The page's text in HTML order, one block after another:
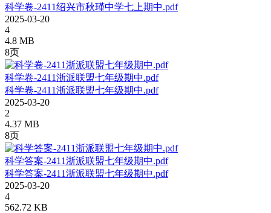
科学卷-2411绍兴市秋瑾中学七上期中.pdf
2025-03-20
4
4.8 MB
8页
科学卷-2411浙派联盟七年级期中.pdf
科学卷-2411浙派联盟七年级期中.pdf
2025-03-20
2
4.37 MB
8页
科学答案-2411浙派联盟七年级期中.pdf
科学答案-2411浙派联盟七年级期中.pdf
2025-03-20
4
562.72 KB